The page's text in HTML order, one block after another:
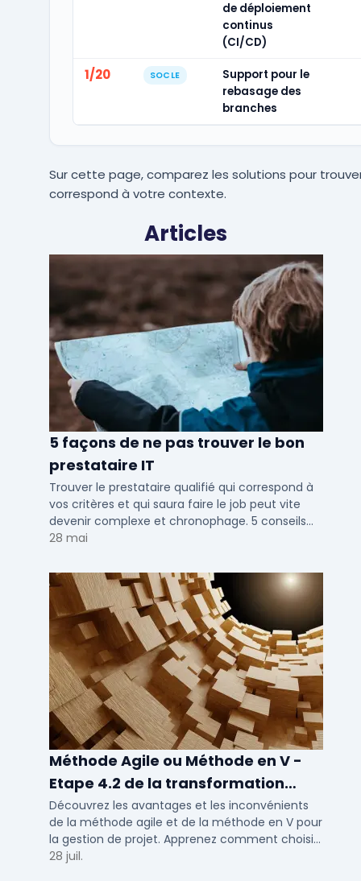
de déploiement
continus
(CI/CD)
1/20 SOCLE
Support pour le
rebasage des
branches
Sur cette page, comparez les solutions pour
correspond à votre contexte.
Articles
5 façons de ne pas trouver le bon
prestataire IT
Trouver le prestataire qualifié qui correspond à
vos critères et qui saura faire le job peut vite
devenir complexe et chronophage. 5 conseils
pour vous !
28 mai
Méthode Agile ou Méthode en V -
Etape 4.2 de la transformation
digitale
Découvrez les avantages et les inconvénients
de la méthode agile et de la méthode en V pour
la gestion de projet. Apprenez comment choisir
la meilleure approche pour la transformation
28 juil.